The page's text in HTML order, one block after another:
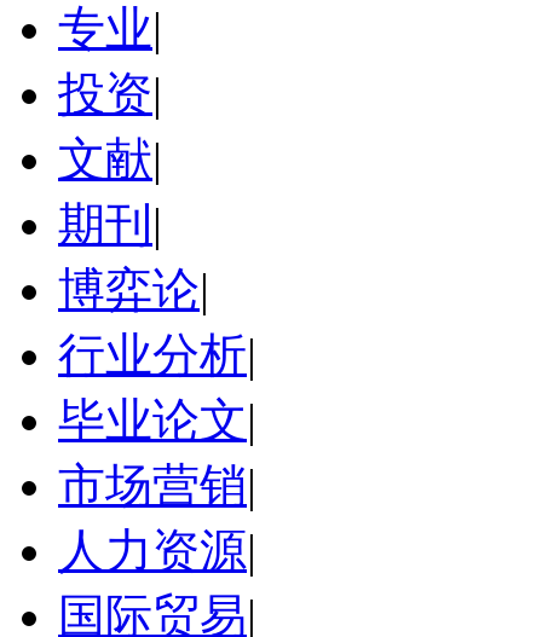
专业|
投资|
文献|
期刊 |
博弈论|
行业分析|
毕业论文|
市场营销|
人力资源|
国际贸易|